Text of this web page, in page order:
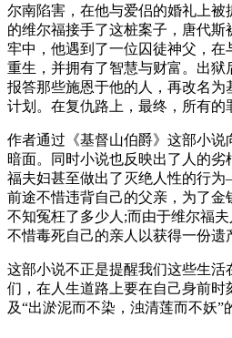
尔南陷害，在他与爱侣的婚礼上被
的维尔福接手了这桩案子，唐代
牢中，他遇到了一位囚徒神父，在
重生，并拥有了智慧与财富。出狱
报答那些施恩于他的人，再改名
计划。在复仇路上，最终，所有的
作者通过《基督山伯爵》这部小
暗面。同时小说也反映出了人的
福夫妇甚至做出了灭绝人性的行
前途不惜违背自己的父亲，为了金
不知冤枉了多少人;而由于维尔福
不惜毒死自己的亲人以获得一份遗
这部小说不正是提醒我们这些生活
们，在人生道路上要在自己身前
及“出淤泥而不染，浊清莲而不妖”